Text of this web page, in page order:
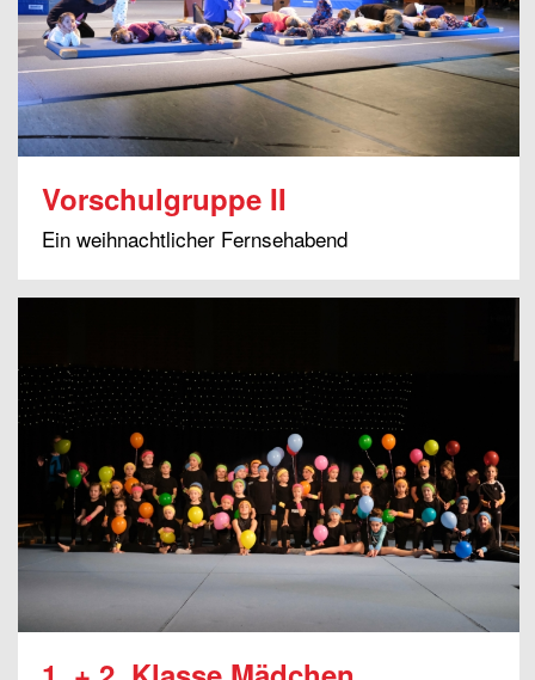
Vorschulgruppe II
Ein weihnachtlicher Fernsehabend